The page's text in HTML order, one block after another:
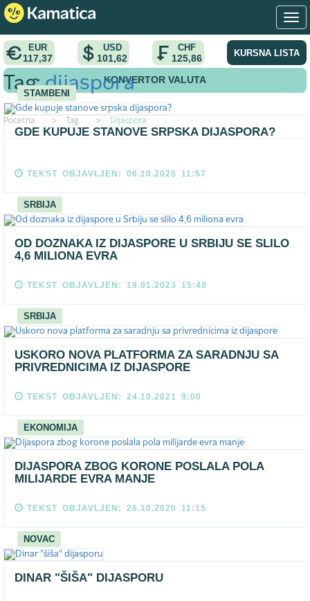
EUR
117,37
USD
101,62
CHF
125,86 KURSNA LISTA
KONVERTOR VALUTA
Pocetna > Tag > Dijaspora
Tag:dijaspora
STAMBENI
GDE KUPUJE STANOVE SRPSKA DIJASPORA?
TEKST OBJAVLJEN: 06.10.2025 11:57
SRBIJA
OD DOZNAKA IZ DIJASPORE U SRBIJU SE SLILO
4,6 MILIONA EVRA
TEKST OBJAVLJEN: 19.01.2023 15:40
SRBIJA
USKORO NOVA PLATFORMA ZA SARADNJU SA
PRIVREDNICIMA IZ DIJASPORE
TEKST OBJAVLJEN: 24.10.2021 9:00
EKONOMIJA
DIJASPORA ZBOG KORONE POSLALA POLA
MILIJARDE EVRA MANJE
TEKST OBJAVLJEN: 26.10.2020 11:15
NOVAC
DINAR "ŠIŠA" DIJASPORU